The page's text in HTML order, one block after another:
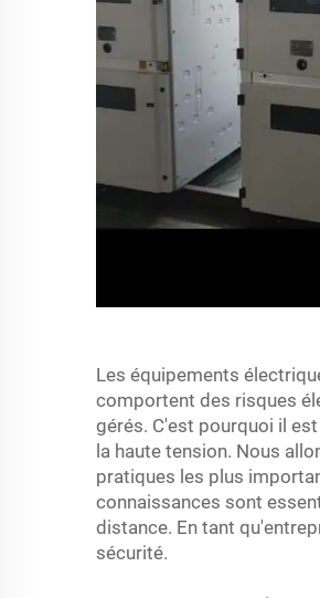
Les équipements
comportent des risques
gérés. C'est pourquoi il
la haute tension. Nous
pratiques les plus
connaissances sont
distance. En tant
sécurité.